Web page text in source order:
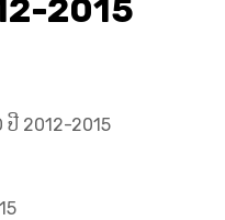
2015
ປີ 2012-2015